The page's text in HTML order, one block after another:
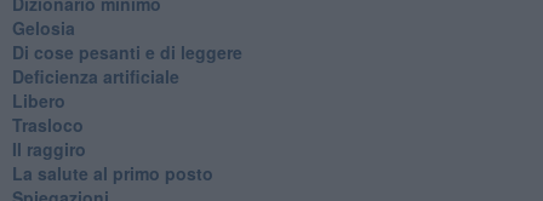
Gelosia
Di cose pesanti e di leggere
​Deficienza artificiale
Libero
Trasloco
Il raggiro
​La salute al primo posto